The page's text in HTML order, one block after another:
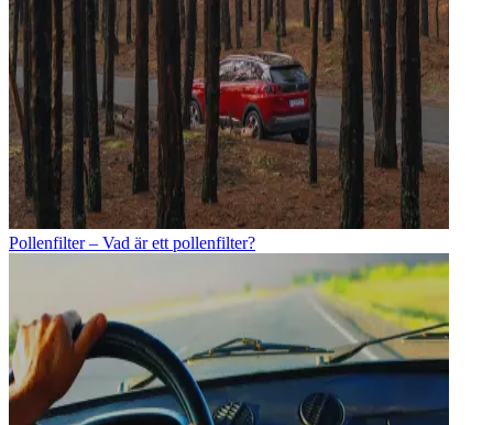
Pollenfilter – Vad är ett pollenfilter?